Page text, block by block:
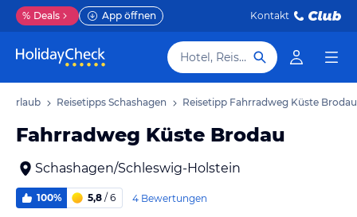
% Deals App öffnen Kontakt
Hotel, Reiseziel
Urlaub Reisetipps Schashagen Reisetipp Fahrradweg Küste Brodau
Fahrradweg Küste Brodau
Schashagen/Schleswig-Holstein
100% 5,8 / 6 4 Bewertungen